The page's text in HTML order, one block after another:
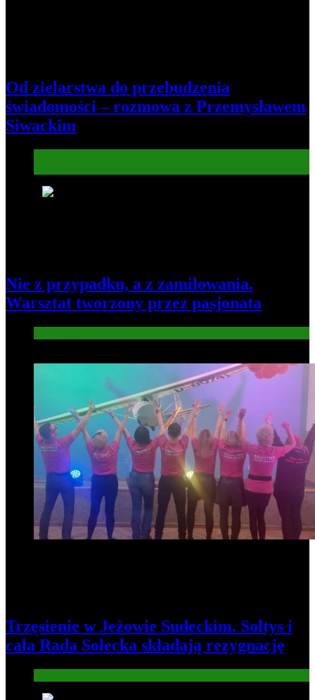
Od zielarstwa do przebudzenia
świadomości – rozmowa z Przemysławem
Siwackim
Nie z przypadku, a z zamiłowania.
Warsztat tworzony przez pasjonata
Trzęsienie w Jeżowie Sudeckim. Sołtys i
cała Rada Sołecka składają rezygnację